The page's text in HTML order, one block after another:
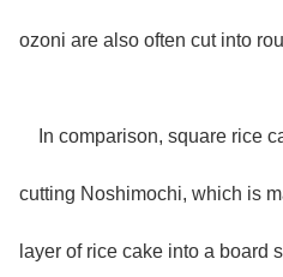
ozoni are also often cut into
In comparison, square rice
cutting Noshimochi, which is
layer of rice cake into a board